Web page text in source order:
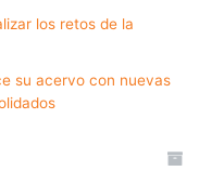
los retos de la
su acervo con nuevas